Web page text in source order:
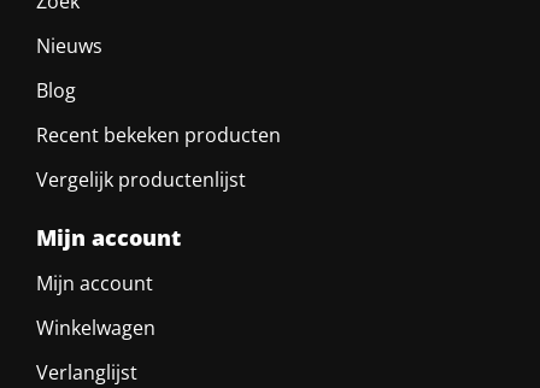
Nieuws
Blog
Recent bekeken producten
Vergelijk productenlijst
Mijn account
Mijn account
Winkelwagen
Verlanglijst